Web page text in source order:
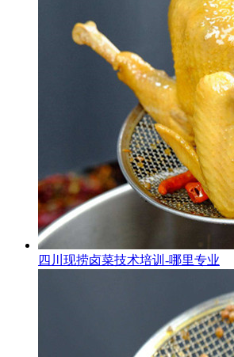
四川现捞卤菜技术培训-哪里专业